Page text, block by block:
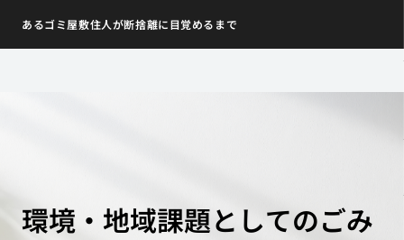
あるゴミ屋敷住人が断捨離に目覚めるまで
環境・地域課題としてのごみ